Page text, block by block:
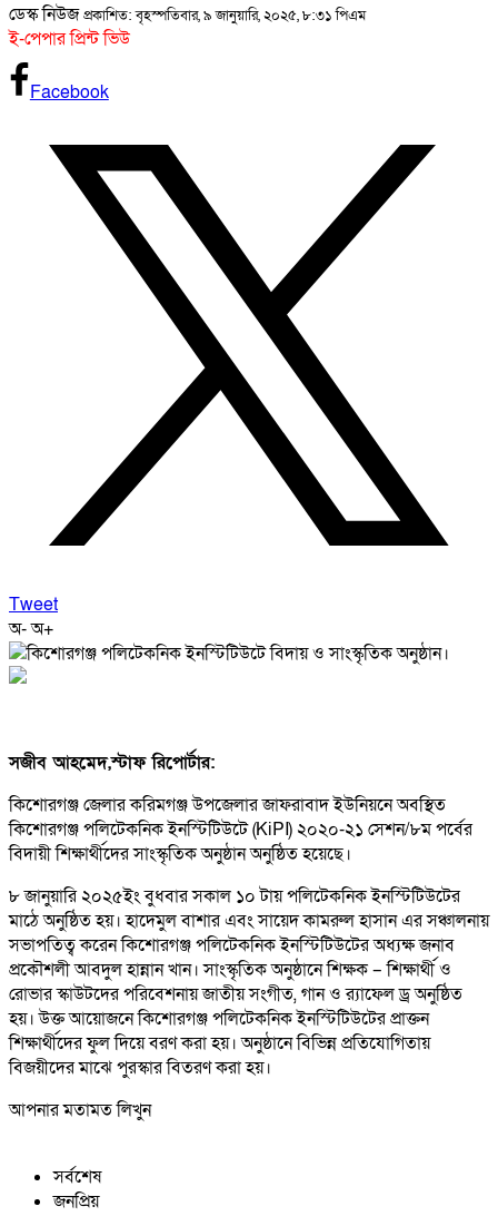
ডেস্ক নিউজপ্রকাশিত: বৃহস্পতিবার, ৯ জানুয়ারি, ২০২৫, ৮:৩১ পিএম
ই-পেপার প্রিন্ট ভিউ
Facebook
Tweet
অ-অ+
সজীব আহমেদ,স্টাফ রিপোর্টার:
কিশোরগঞ্জ জেলার করিমগঞ্জ উপজেলার জাফরাবাদ ইউনিয়নে অবস্থিত
কিশোরগঞ্জ পলিটেকনিক ইনস্টিটিউটে (KiPI) ২০২০-২১ সেশন/৮ম পর্বের
বিদায়ী শিক্ষার্থীদের সাংস্কৃতিক অনুষ্ঠান অনুষ্ঠিত হয়েছে।
৮ জানুয়ারি ২০২৫ইং বুধবার সকাল ১০ টায় পলিটেকনিক ইনস্টিটিউটের
মাঠে অনুষ্ঠিত হয়। হাদেমুল বাশার এবং সায়েদ কামরুল হাসান এর সঞ্চালনায়
সভাপতিত্ব করেন কিশোরগঞ্জ পলিটেকনিক ইনস্টিটিউটের অধ্যক্ষ জনাব
প্রকৌশলী আবদুল হান্নান খান। সাংস্কৃতিক অনুষ্ঠানে শিক্ষক – শিক্ষার্থী ও
রোভার স্কাউটদের পরিবেশনায় জাতীয় সংগীত, গান ও র‍্যাফেল ড্র অনুষ্ঠিত
হয়। উক্ত আয়োজনে কিশোরগঞ্জ পলিটেকনিক ইনস্টিটিউটের প্রাক্তন
শিক্ষার্থীদের ফুল দিয়ে বরণ করা হয়। অনুষ্ঠানে বিভিন্ন প্রতিযোগিতায়
বিজয়ীদের মাঝে পুরস্কার বিতরণ করা হয়।
আপনার মতামত লিখুন
সর্বশেষ
জনপ্রিয়